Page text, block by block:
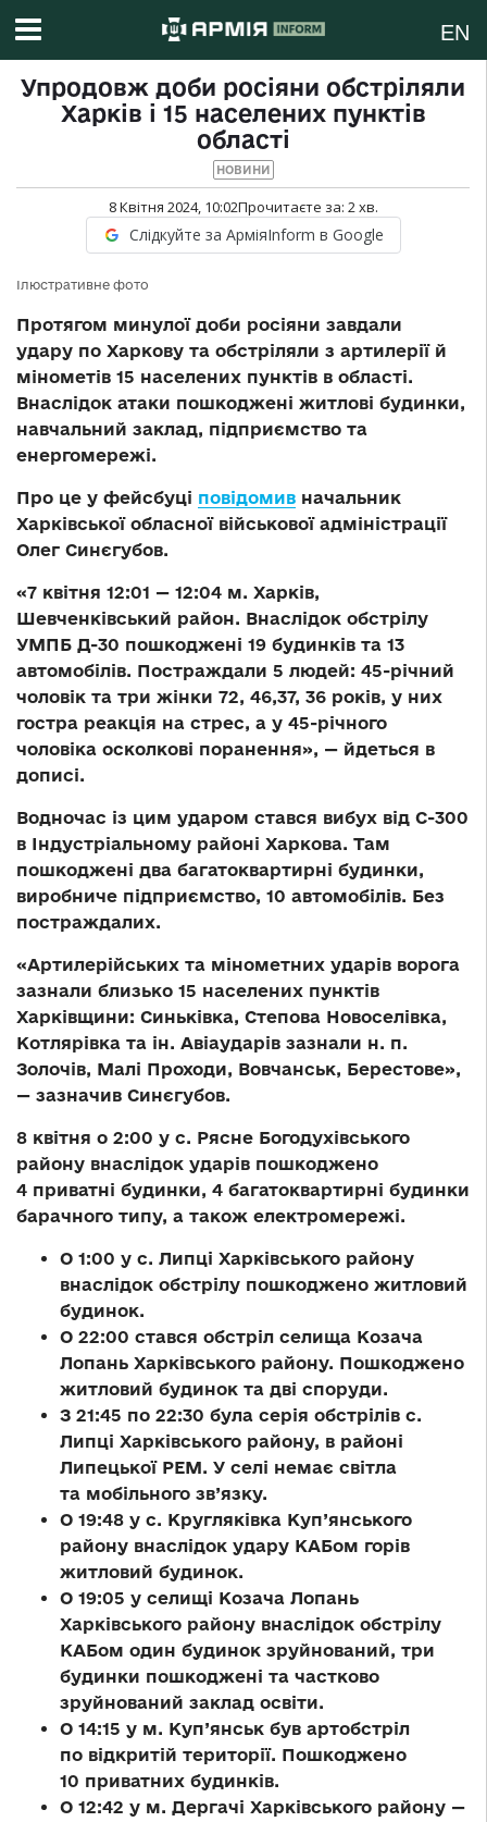
EN
Упродовж доби росіяни обстріляли
Харків і 15 населених пунктів
області
НОВИНИ
8 Квітня 2024, 10:02Прочитаєте за: 2хв.
Слідкуйте за АрміяInform в Google
Ілюстративне фото
Протягом минулої доби росіяни завдали
удару по Харкову та обстріляли з артилерії й
мінометів 15 населених пунктів в області.
Внаслідок атаки пошкоджені житлові будинки,
навчальний заклад, підприємство та
енергомережі.
Про це у фейсбуці повідомив начальник
Харківської обласної військової адміністрації
Олег Синєгубов.
«7 квітня 12:01 — 12:04 м. Харків,
Шевченківський район. Внаслідок обстрілу
УМПБ Д-30 пошкоджені 19 будинків та 13
автомобілів. Постраждали 5 людей: 45-річний
чоловік та три жінки 72, 46,37, 36 років, у них
гостра реакція на стрес, а у 45-річного
чоловіка осколкові поранення», — йдеться в
дописі.
Водночас із цим ударом стався вибух від С-300
в Індустріальному районі Харкова. Там
пошкоджені два багатоквартирні будинки,
виробниче підприємство, 10 автомобілів. Без
постраждалих.
«Артилерійських та мінометних ударів ворога
зазнали близько 15 населених пунктів
Харківщини: Синьківка, Степова Новоселівка,
Котлярівка та ін. Авіаударів зазнали н. п.
Золочів, Малі Проходи, Вовчанськ, Берестове»,
— зазначив Синєгубов.
8 квітня о 2:00 у с. Рясне Богодухівського
району внаслідок ударів пошкоджено
4 приватні будинки, 4 багатоквартирні будинки
барачного типу, а також електромережі.
О 1:00 у с. Липці Харківського району
внаслідок обстрілу пошкоджено житловий
будинок.
О 22:00 стався обстріл селища Козача
Лопань Харківського району. Пошкоджено
житловий будинок та дві споруди.
З 21:45 по 22:30 була серія обстрілів с.
Липці Харківського району, в районі
Липецької РЕМ. У селі немає світла
та мобільного зв’язку.
О 19:48 у с. Кругляківка Куп’янського
району внаслідок удару КАБом горів
житловий будинок.
О 19:05 у селищі Козача Лопань
Харківського району внаслідок обстрілу
КАБом один будинок зруйнований, три
будинки пошкоджені та частково
зруйнований заклад освіти.
О 14:15 у м. Куп’янськ був артобстріл
по відкритій території. Пошкоджено
10 приватних будинків.
О 12:42 у м. Дергачі Харківського району —